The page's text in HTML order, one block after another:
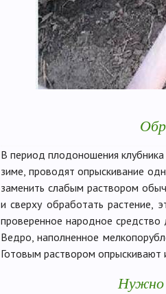
В период плодоношения
зиме, проводят опрыскивание
заменить слабым раствором
и сверху обработать растение,
проверенное народное
Ведро, наполненное
Готовым раствором
Нужно